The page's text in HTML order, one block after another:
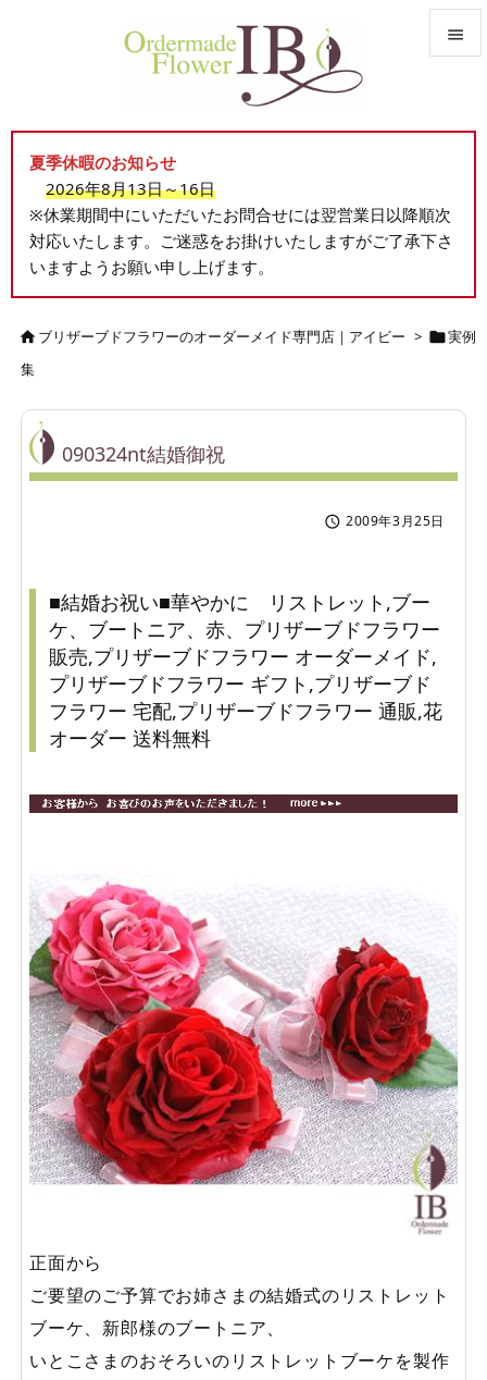


前へ

検索
夏季休暇のお知らせ
2026年8月13日～16日
※休業期間中にいただいたお問合せには翌営業日以降順次
対応いたします。ご迷惑をお掛けいたしますがご了承下さ
いますようお願い申し上げます。
ブリザーブドフラワーのオーダーメイド専門店｜アイビー > 実例
集
090324nt結婚御祝
 2009年3月25日
■結婚お祝い■華やかに リストレット,ブー
ケ、ブートニア、赤、プリザーブドフラワー
販売,プリザーブドフラワー オーダーメイド,
プリザーブドフラワー ギフト,プリザーブド
フラワー 宅配,プリザーブドフラワー 通販,花
オーダー 送料無料
正面から
ご要望のご予算でお姉さまの結婚式のリストレット
ブーケ、新郎様のブートニア、
いとこさまのおそろいのリストレットブーケを製作